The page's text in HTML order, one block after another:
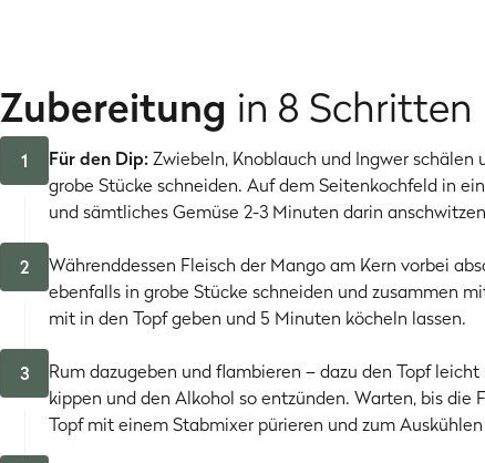
Zubereitung in 8 Schritten
1 Für den Dip: Zwiebeln, Knoblauch und Ingwer
grobe Stücke schneiden. Auf dem Seitenkochfeld in
und sämtliches Gemüse 2-3 Minuten darin
2
Währenddessen Fleisch der Mango am Kern vorbei
ebenfalls in grobe Stücke schneiden und zusammen
mit in den Topf geben und 5 Minuten köcheln lassen.
3
Rum dazugeben und flambieren – dazu den Topf
kippen und den Alkohol so entzünden. Warten, bis die
Topf mit einem Stabmixer pürieren und zum